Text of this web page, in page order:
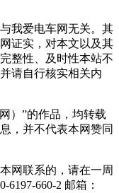
我爱电车网无关。其
证实，对本文以及其
整性、及时性本站不
请自行核实相关内
）”的作品，均转载
，并不代表本网赞同
网联系的，请在一周
660-2 邮箱：